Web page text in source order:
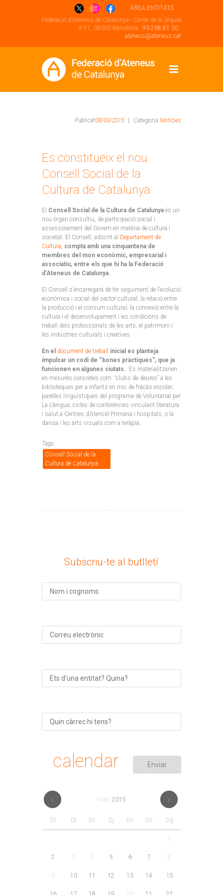
ÁREA ENTITATS
Federació d'Ateneus de Catalunya - Carrer de la Sèquia
9-11, 08003 Barcelona . 93 268 81 30 .
ateneus@ateneus.cat
Publicat08/03/2015 Categoria Notícies
Es constitueix el nou
Consell Social de la
Cultura de Catalunya
El Consell Social de la Cultura de Catalunya és un
nou òrgan consultiu, de participació social i
assessorament del Govern en matèria de cultura i
societat. El Consell, adscrit al Departament de
Cultura, compta amb una cinquantena de
membres del món econòmic, empresarial i
associatiu, entre els que hi ha la Federació
d’Ateneus de Catalunya.
El Consell s’encarregarà de fer seguiment de l’evolució
econòmica i social del sector cultural; la relació entre
la producció i el consum cultural; la connexió entre la
cultura i el desenvolupament i les condicions de
treball dels professionals de les arts, el patrimoni i
les indústries culturals i creatives.
En el document de treball
inicial es planteja
impulsar un codi de “bones pràctiques”, que ja
funcionen en algunes ciutats. Es materialitzarien
en mesures concretes com “clubs de deures” a les
biblioteques per a infants en risc de fracàs escolar;
parelles lingüístiques del programa de Voluntariat per
La Llengua; cicles de conferències vinculant literatura
i salut a Centres d’Atenció Primària i hospitals, o la
dansa i les arts visuals com a teràpia.
Tags:
Consell Social de la
Cultura de Catalunya
Subscriu-te al butlletí
calendar
març 2015
Dl Dt Dc Dj Dv Ds Dg
2 3 4 5 6 7 8
9 10 11 12 13 14 15